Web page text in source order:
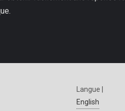
Langue |
English